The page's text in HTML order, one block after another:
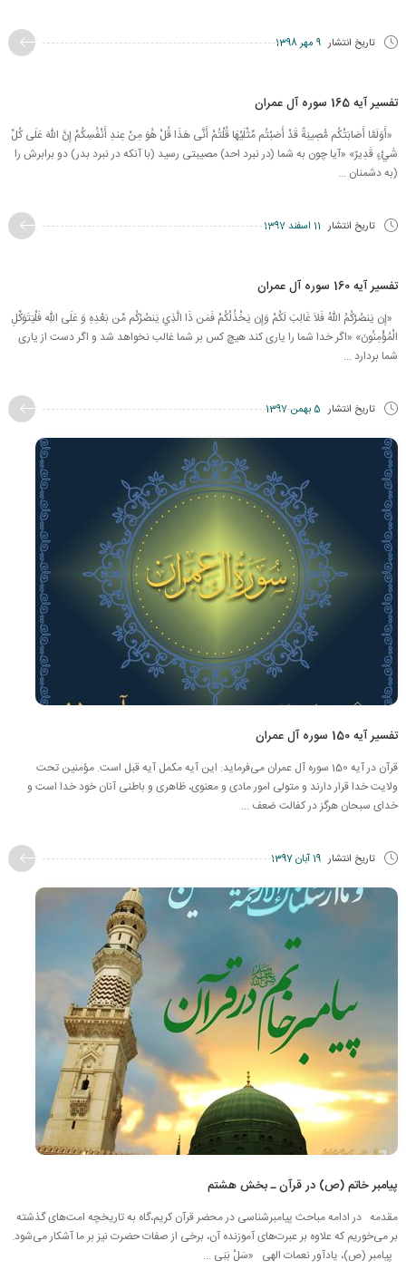
تاریخ انتشار 9 مهر 1398
تفسیر آیه 165 سوره آل عمران
«أَوَلَمَّا أَصَابَتْكُم مُّصِيبَةٌ قَدْ أَصَبْتُم مِّثْلَيْهَا قُلْتُمْ أَنَّى هَذَا قُلْ هُوَ مِنْ عِندِ أَنْفُسِكُمْ إِنَّ اللّهَ عَلَى كُلِّ
شَيْءٍ قَدِيرٌ» «آيا چون به شما (در نبرد احد) مصيبتى رسيد (با آنكه در نبرد بدر) دو برابرش را
(به دشمنان ...
تاریخ انتشار 11 اسفند 1397
تفسیر آیه 160 سوره آل عمران
«إِن يَنصُرْكُمُ اللّهُ فَلاَ غَالِبَ لَكُمْ وَإِن يَخْذُلْكُمْ فَمَن ذَا الَّذِي يَنصُرُكُم مِّن بَعْدِهِ وَ عَلَى اللّهِ فَلْيَتَوَكِّلِ
الْمُؤْمِنُونَ» «اگر خدا شما را يارى كند هيچ كس بر شما غالب نخواهد شد و اگر دست از يارى
شما بردارد ...
تاریخ انتشار 5 بهمن 1397
تفسیر آیه 150 سوره آل عمران
قرآن در آیه 150 سوره آل عمران می‌فرماید: این آیه مکمل آیه قبل است. مؤمنین تحت
ولایت خدا قرار دارند و متولی امور مادی و معنوی، ظاهری و باطنی آنان خود خدا است و
خدای سبحان هرگز در کفالت ضعف ...
تاریخ انتشار 19 آبان 1397
پیامبر خاتم (ص) در قرآن ـ بخش هشتم
مقدمه در ادامه مباحث پیامبر‌شناسی در محضر قرآن كریم،گاه به تاریخچه امت‌های گذشته
بر می‌خوریم كه علاوه بر عبرت‌های آموزنده آن، برخی از صفات حضرت نیز بر ما آشكار می‌شود.
پیامبر (ص)، یادآور نعمات الهی «سَلْ بَنِی ...